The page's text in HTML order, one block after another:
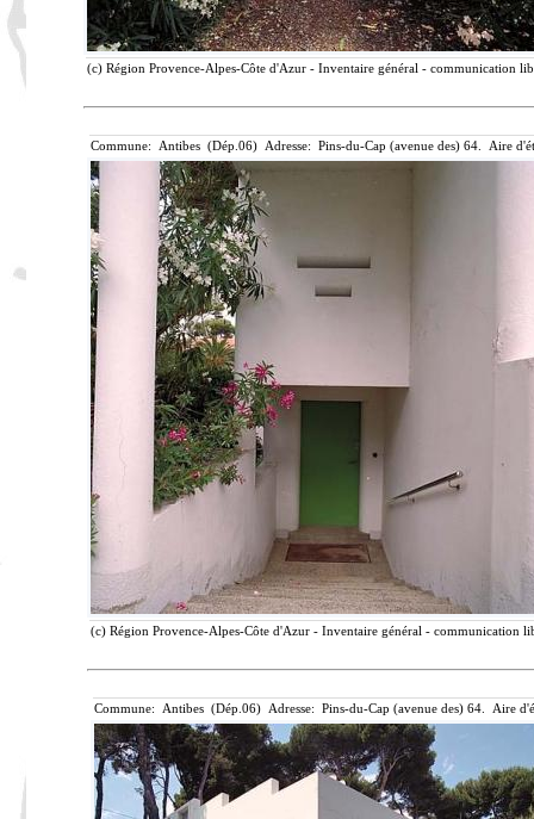
(c) Région Provence-Alpes-Côte d'Azur - Inventaire général - communication
Commune: Antibes (Dép.06) Adresse: Pins-du-Cap (avenue des) 64. Aire
(c) Région Provence-Alpes-Côte d'Azur - Inventaire général - communication
Commune: Antibes (Dép.06) Adresse: Pins-du-Cap (avenue des) 64. Aire